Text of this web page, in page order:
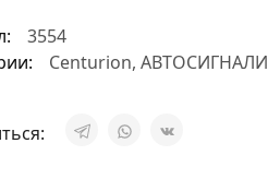
3554
Centurion,